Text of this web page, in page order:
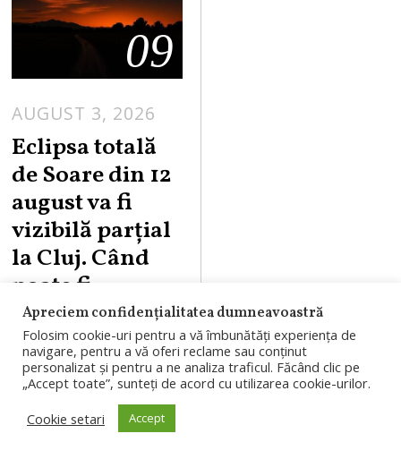
09
AUGUST 3, 2026
Eclipsa totală
de Soare din 12
august va fi
vizibilă parțial
la Cluj. Când
poate fi
observată
Eclipsa de Soare
din 12 august 2026
va fi vizibilă parțial
la Cluj-Napoca,
Apreciem confidențialitatea dumneavoastră
Folosim cookie-uri pentru a vă îmbunătăți experiența de
navigare, pentru a vă oferi reclame sau conținut
personalizat și pentru a ne analiza traficul. Făcând clic pe
„Accept toate”, sunteți de acord cu utilizarea cookie-urilor.
Cookie setari
Accept